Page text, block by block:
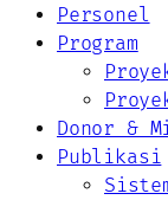
Personel
Program
Donor &
Publikasi